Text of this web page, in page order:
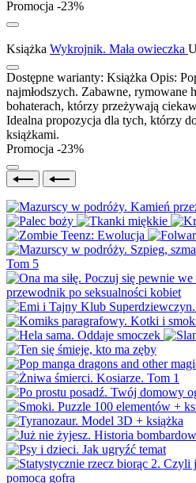
Promocja -23%
Książka Wykrojnik. Mała owieczka
Dostępne warianty: Książka Opis:
najmłodszych. Zabawne, rymowane
bohaterach, którzy przeżywają
Idealna propozycja dla tych, którzy
książkami.
Promocja -23%